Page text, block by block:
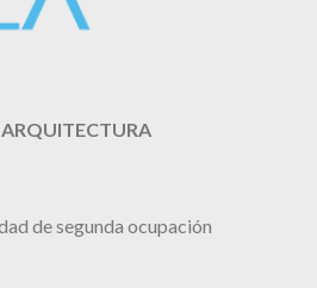
ARQUITECTURA
de segunda ocupación